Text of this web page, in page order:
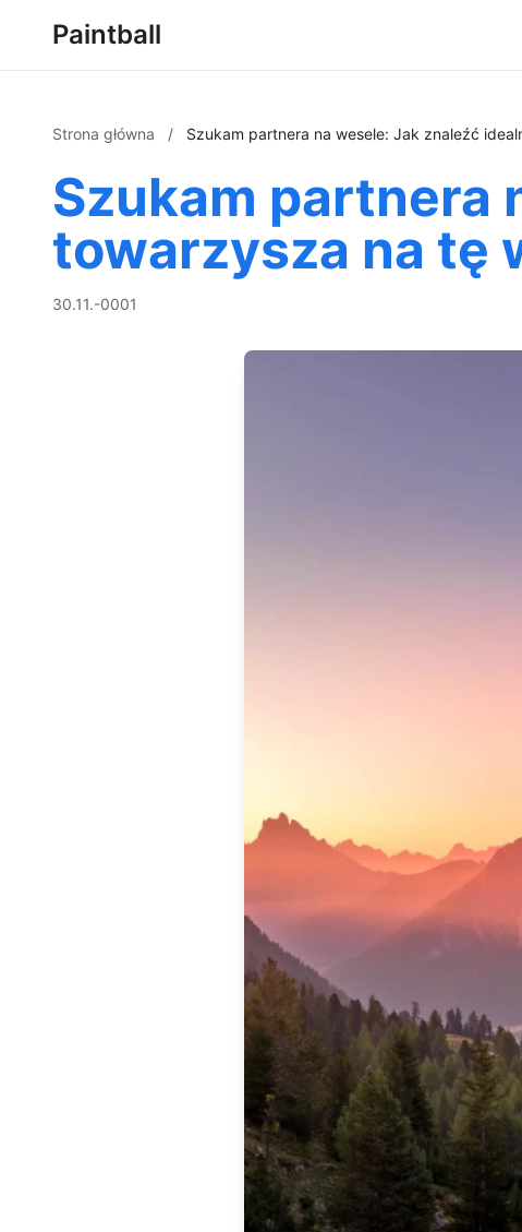
Paintball
Strona główna / Szukam partnera na wesele: Jak znaleźć
Szukam partnera
towarzysza na tę
30.11.-0001